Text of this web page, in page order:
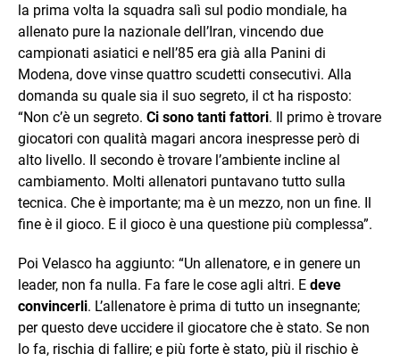
la prima volta la squadra salì sul podio mondiale, ha
allenato pure la nazionale dell’Iran, vincendo due
campionati asiatici e nell’85 era già alla Panini di
Modena, dove vinse quattro scudetti consecutivi. Alla
domanda su quale sia il suo segreto, il ct ha risposto:
“Non c’è un segreto. Ci sono tanti fattori. Il primo è trovare
giocatori con qualità magari ancora inespresse però di
alto livello. Il secondo è trovare l’ambiente incline al
cambiamento. Molti allenatori puntavano tutto sulla
tecnica. Che è importante; ma è un mezzo, non un fine. Il
fine è il gioco. E il gioco è una questione più complessa”.
Poi Velasco ha aggiunto: “Un allenatore, e in genere un
leader, non fa nulla. Fa fare le cose agli altri. E deve
convincerli. L’allenatore è prima di tutto un insegnante;
per questo deve uccidere il giocatore che è stato. Se non
lo fa, rischia di fallire; e più forte è stato, più il rischio è